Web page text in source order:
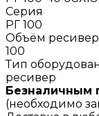
Серия
РГ 100
Объём
100
Тип
ресивер
Безналичным
(необходимо